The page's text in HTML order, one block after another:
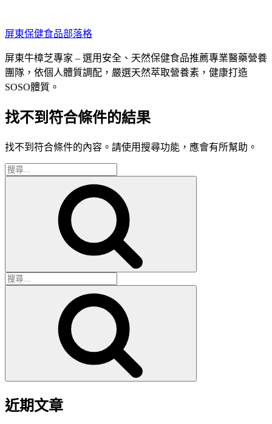
至
主
要
內
容
屏東保健食品部落格
屏東牛樟芝專家 – 選用安全、天然保健食品推薦專業醫藥營養
團隊，依個人體質調配，嚴選天然萃取營養素，健康打造
SOSO體質。
找不到符合條件的結果
找不到符合條件的內容。請使用搜尋功能，應會有所幫助。
搜
搜
近期文章